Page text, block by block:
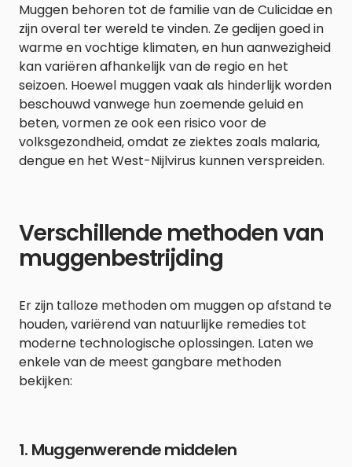
Muggen behoren tot de familie van de Culicidae en
zijn overal ter wereld te vinden. Ze gedijen goed in
warme en vochtige klimaten, en hun aanwezigheid
kan variëren afhankelijk van de regio en het
seizoen. Hoewel muggen vaak als hinderlijk worden
beschouwd vanwege hun zoemende geluid en
beten, vormen ze ook een risico voor de
volksgezondheid, omdat ze ziektes zoals malaria,
dengue en het West-Nijlvirus kunnen verspreiden.
Verschillende methoden van
muggenbestrijding
Er zijn talloze methoden om muggen op afstand te
houden, variërend van natuurlijke remedies tot
moderne technologische oplossingen. Laten we
enkele van de meest gangbare methoden
bekijken:
1. Muggenwerende middelen